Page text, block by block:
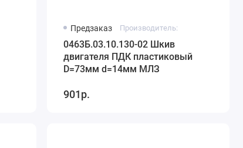
Предзаказ Производитель:
0463Б.03.10.130-02 Шкив
двигателя ПДК пластиковый
D=73мм d=14мм МЛЗ
901р.